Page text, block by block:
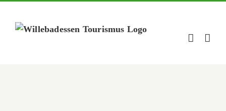
Inhalt
springen